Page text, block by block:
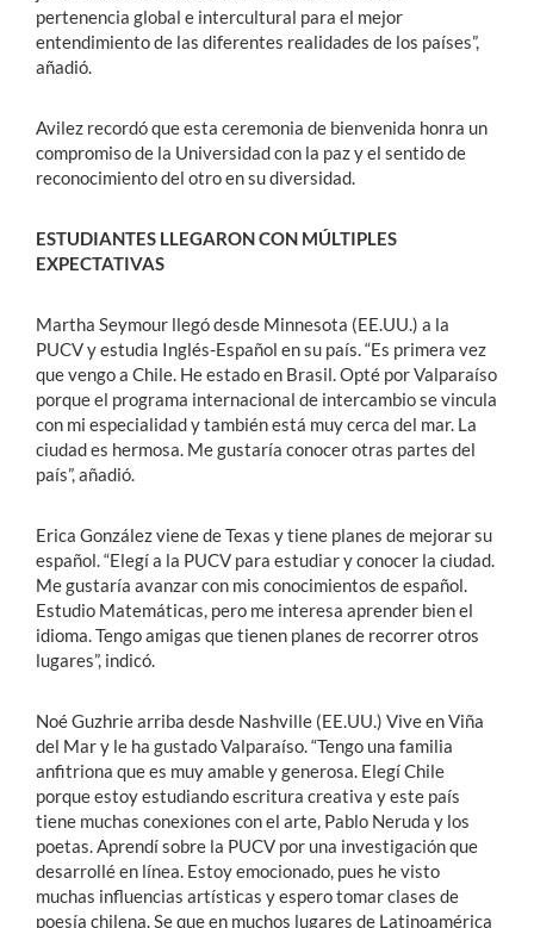
pertenencia global e intercultural para el mejor
entendimiento de las diferentes realidades de los países”,
añadió.
Avilez recordó que esta ceremonia de bienvenida honra un
compromiso de la Universidad con la paz y el sentido de
reconocimiento del otro en su diversidad.
ESTUDIANTES LLEGARON CON MÚLTIPLES
EXPECTATIVAS
Martha Seymour llegó desde Minnesota (EE.UU.) a la
PUCV y estudia Inglés-Español en su país. “Es primera vez
que vengo a Chile. He estado en Brasil. Opté por Valparaíso
porque el programa internacional de intercambio se vincula
con mi especialidad y también está muy cerca del mar. La
ciudad es hermosa. Me gustaría conocer otras partes del
país”, añadió.
Erica González viene de Texas y tiene planes de mejorar su
español. “Elegí a la PUCV para estudiar y conocer la ciudad.
Me gustaría avanzar con mis conocimientos de español.
Estudio Matemáticas, pero me interesa aprender bien el
idioma. Tengo amigas que tienen planes de recorrer otros
lugares”, indicó.
Noé Guzhrie arriba desde Nashville (EE.UU.) Vive en Viña
del Mar y le ha gustado Valparaíso. “Tengo una familia
anfitriona que es muy amable y generosa. Elegí Chile
porque estoy estudiando escritura creativa y este país
tiene muchas conexiones con el arte, Pablo Neruda y los
poetas. Aprendí sobre la PUCV por una investigación que
desarrollé en línea. Estoy emocionado, pues he visto
muchas influencias artísticas y espero tomar clases de
poesía chilena. Se que en muchos lugares de Latinoamérica